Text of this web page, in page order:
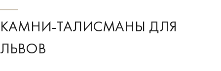
КАМНИ-ТАЛИСМАНЫ ДЛЯ
ЛЬВОВ